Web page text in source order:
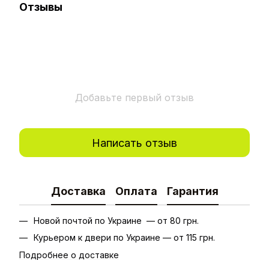
Отзывы
Добавьте первый отзыв
Написать отзыв
Доставка Оплата Гарантия
Новой почтой по Украине — от 80 грн.
Курьером к двери по Украине — от 115 грн.
Подробнее о доставке